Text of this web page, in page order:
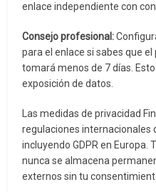
enlace independiente con
Consejo profesional:
para el enlace si sabes que
tomará menos de 7 días.
exposición de datos.
Las medidas de privacidad
regulaciones internacionales
incluyendo GDPR en Europa.
nunca se almacena
externos sin tu